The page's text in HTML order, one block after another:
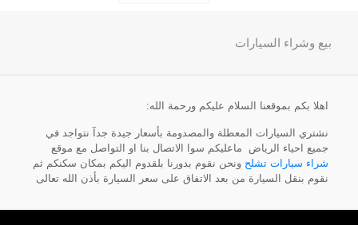
بيع وشراء السيارات
اهلا بكم بموقعنا السلام عليكم ورحمة الله:
نشتري السيارات المعطلة والمصدومة بأسعار جيدة جدآ نتواجد في
جميع احياء الرياض ماعليكم سوا الاتصال بنا او التواصل مع موقع
شراء سيارات تشلح ونحن نقوم بدورنا بلقدوم اليكم بمكان سكنكم ثم
نقوم بنقل السيارة من بعد الاتفاق على سعر السيارة بأذن الله تعالى